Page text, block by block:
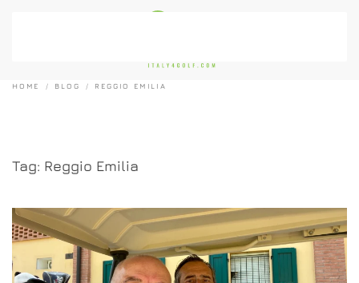
HOME BLOG REGGIO EMILIA
Tag: Reggio Emilia